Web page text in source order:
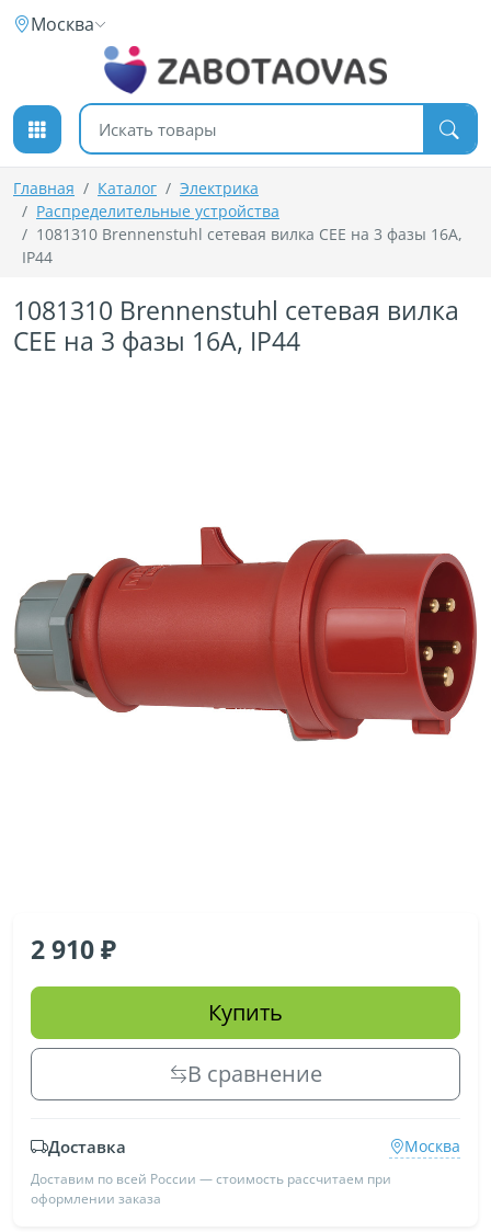
К содержимому
Москва
Поиск товаров
Главная Каталог
Электрика
Распределительные устройства
1081310 Brennenstuhl сетевая вилка CEE на 3 фазы 16А,
IP44
1081310 Brennenstuhl сетевая вилка
CEE на 3 фазы 16А, IP44
2 910
Купить
В сравнение
Доставка Москва
Доставим по всей России — стоимость рассчитаем при
оформлении заказа